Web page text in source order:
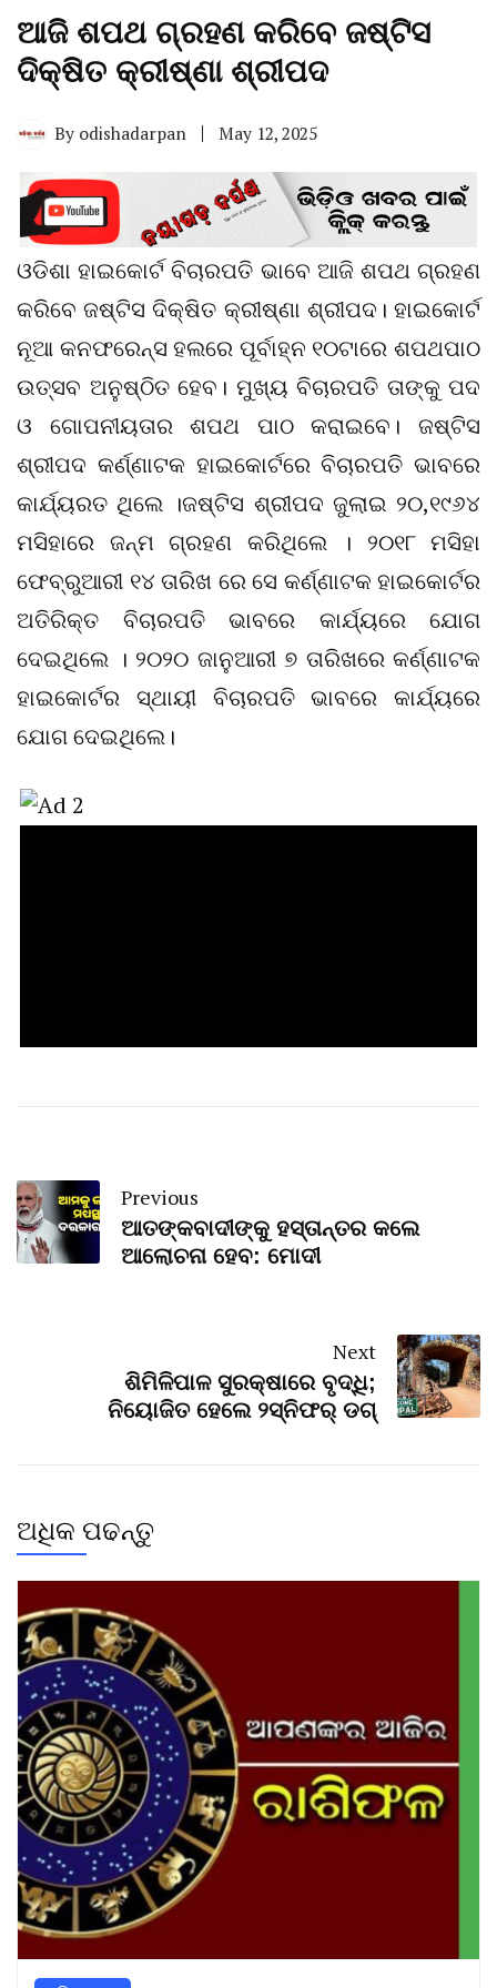
ଆଜି ଶପଥ ଗ୍ରହଣ କରିବେ ଜଷ୍ଟିସ
ଦିକ୍ଷିତ କ୍ରୀଷ୍ଣା ଶ୍ରୀପଦ
By odishadarpan May 12, 2025
ଓଡିଶା ହାଇକୋର୍ଟ ବିଚାରପତି ଭାବେ ଆଜି ଶପଥ ଗ୍ରହଣ
କରିବେ ଜଷ୍ଟିସ ଦିକ୍ଷିତ କ୍ରୀଷ୍ଣା ଶ୍ରୀପଦ। ହାଇକୋର୍ଟ
ନୂଆ କନଫରେନ୍ସ ହଲରେ ପୂର୍ବାହ୍ନ ୧୦ଟାରେ ଶପଥପାଠ
ଉତ୍ସବ ଅନୁଷ୍ଠିତ ହେବ। ମୁଖ୍ୟ ବିଚାରପତି ତାଙ୍କୁ ପଦ
ଓ ଗୋପନୀୟତାର ଶପଥ ପାଠ କରାଇବେ। ଜଷ୍ଟିସ
ଶ୍ରୀପଦ କର୍ଣ୍ଣାଟକ ହାଇକୋର୍ଟରେ ବିଚାରପତି ଭାବରେ
କାର୍ଯ୍ୟରତ ଥିଲେ ।ଜଷ୍ଟିସ ଶ୍ରୀପଦ ଜୁଲାଇ ୨୦,୧୯୬୪
ମସିହାରେ ଜନ୍ମ ଗ୍ରହଣ କରିଥିଲେ । ୨୦୧୮ ମସିହା
ଫେବ୍ରୁଆରୀ ୧୪ ତାରିଖ ରେ ସେ କର୍ଣ୍ଣାଟକ ହାଇକୋର୍ଟର
ଅତିରିକ୍ତ ବିଚାରପତି ଭାବରେ କାର୍ଯ୍ୟରେ ଯୋଗ
ଦେଇଥିଲେ । ୨୦୨୦ ଜାନୁଆରୀ ୭ ତାରିଖରେ କର୍ଣ୍ଣାଟକ
ହାଇକୋର୍ଟର ସ୍ଥାୟୀ ବିଚାରପତି ଭାବରେ କାର୍ଯ୍ୟରେ
ଯୋଗ ଦେଇଥିଲେ।
Previous
ଆତଙ୍କବାଦୀଙ୍କୁ ହସ୍ତାନ୍ତର କଲେ
ଆଲୋଚନା ହେବ: ମୋଦୀ
Next
ଶିମିଳିପାଳ ସୁରକ୍ଷାରେ ବୃଦ୍ଧି;
ନିୟୋଜିତ ହେଲେ ୨ସ୍ନିଫର୍‌ ଡଗ୍‌
ଅଧିକ ପଢନ୍ତୁ